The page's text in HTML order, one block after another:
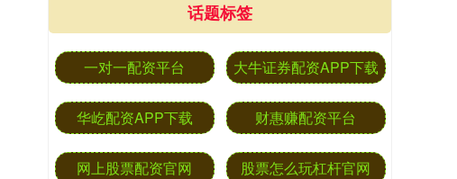
话题标签
一对一配资平台 大牛证券配资APP下载
华屹配资APP下载 财惠赚配资平台
网上股票配资官网 股票怎么玩杠杆官网